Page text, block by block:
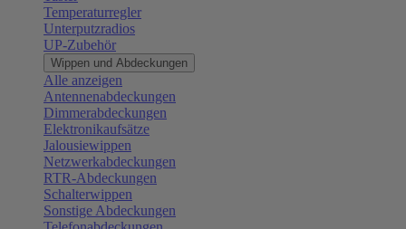
Temperaturregler
Unterputzradios
UP-Zubehör
Wippen und Abdeckungen
Alle anzeigen
Antennenabdeckungen
Dimmerabdeckungen
Elektronikaufsätze
Jalousiewippen
Netzwerkabdeckungen
RTR-Abdeckungen
Schalterwippen
Sonstige Abdeckungen